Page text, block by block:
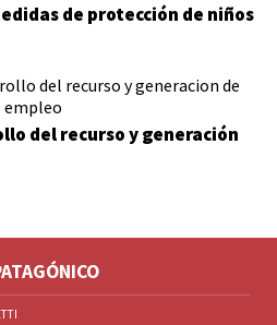
de protección de niños
del recurso y generación